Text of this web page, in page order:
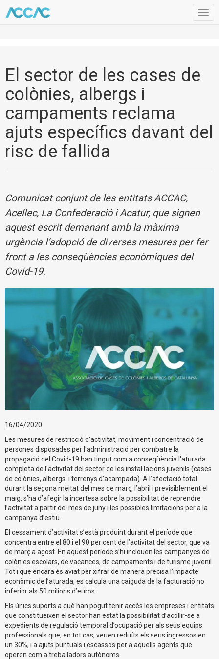
El sector de les cases de
colònies, albergs i
campaments reclama
ajuts específics davant del
risc de fallida
Comunicat conjunt de les entitats ACCAC,
Acellec, La Confederació i Acatur, que signen
aquest escrit demanant amb la màxima
urgència l’adopció de diverses mesures per fer
front a les conseqüències econòmiques del
Covid-19.
16/04/2020
Les mesures de restricció d'activitat, moviment i concentració de
persones disposades per l'administració per combatre la
propagació del Covid-19 han tingut com a conseqüència l'aturada
completa de l'activitat del sector de les instal·lacions juvenils (cases
de colònies, albergs, i terrenys d'acampada). A l’afectació total
durant la segona meitat del mes de març, l’abril i previsiblement el
maig, s’ha d’afegir la incertesa sobre la possibilitat de reprendre
l’activitat a partir del mes de juny i les possibles limitacions per a la
campanya d’estiu.
El cessament d’activitat s’està produint durant el període que
concentra entre el 80 i el 90 per cent de l’activitat del sector, que va
de març a agost. En aquest període s’hi inclouen les campanyes de
colònies escolars, de vacances, de campaments i de turisme juvenil.
Tot i que encara és aviat per xifrar de manera precisa l’impacte
econòmic de l’aturada, es calcula una caiguda de la facturació no
inferior als 50 milions d’euros.
Els únics suports a què han pogut tenir accés les empreses i entitats
que constitueixen el sector han estat la possibilitat d’acollir-se a
expedients de regulació temporal d’ocupació per als seus equips
professionals que, en tot cas, veuen reduïts els seus ingressos en
un 30%, i a ajuts puntuals i escassos per a aquells agents que
operen com a treballadors autònoms.